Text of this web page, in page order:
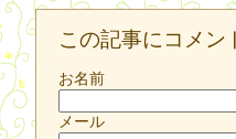
この記事にコメン
お名前
メール